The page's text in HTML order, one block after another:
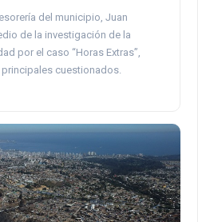
del municipio, Juan
de la investigación de la
por el caso “Horas Extras”,
cuestionados.